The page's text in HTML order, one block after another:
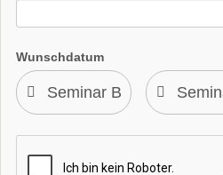
Wunschdatum